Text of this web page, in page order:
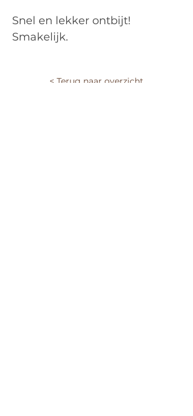
Snel en lekker ontbijt!
Smakelijk.
< Terug naar overzicht